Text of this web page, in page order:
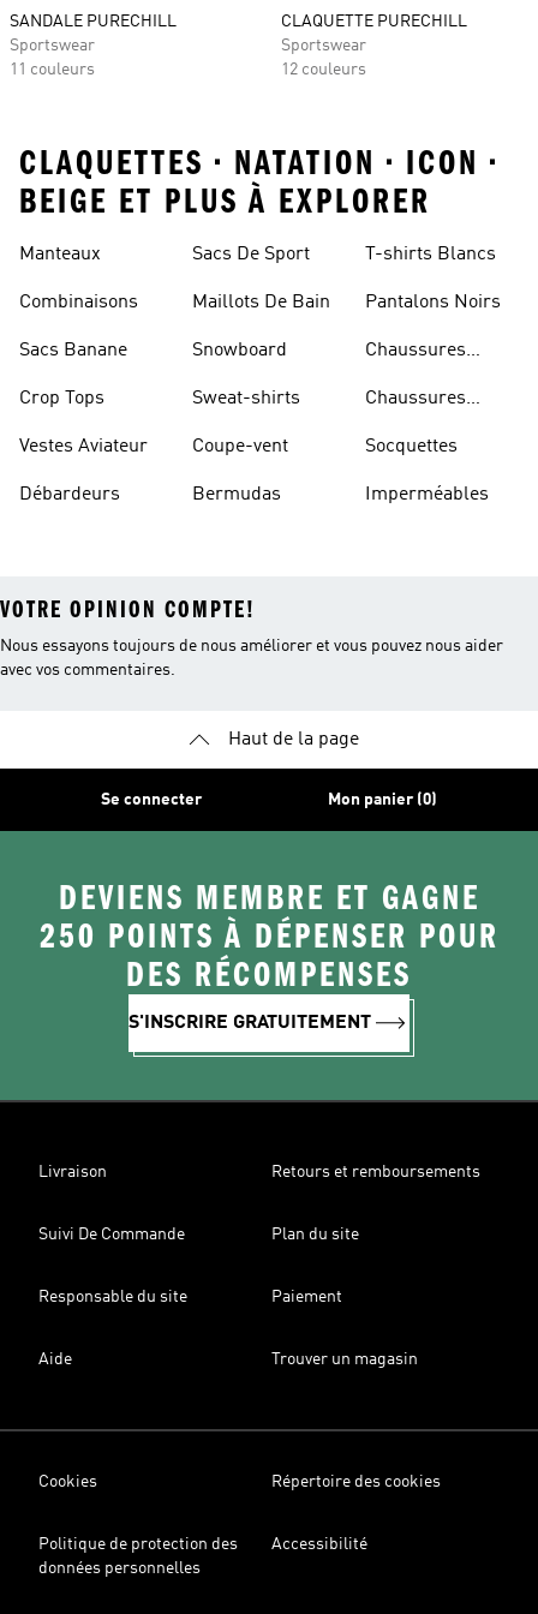
SANDALE PURECHILL
Sportswear
11 couleurs
CLAQUETTE PURECHILL
Sportswear
12 couleurs
CLAQUETTES • NATATION • ICON •
BEIGE ET PLUS À EXPLORER
Manteaux
Combinaisons
Sacs Banane
Crop Tops
Vestes Aviateur
Débardeurs
Sacs De Sport
Maillots De Bain
Snowboard
Sweat-shirts
Coupe-vent
Bermudas
T-shirts Blancs
Pantalons Noirs
Chaussures
Chaussures
Socquettes
Imperméables
VOTRE OPINION COMPTE!
Nous essayons toujours de nous améliorer et vous pouvez nous aider
avec vos commentaires.
Haut de la page
Se connecter Mon panier (0)
DEVIENS MEMBRE ET GAGNE
250 POINTS À DÉPENSER POUR
DES RÉCOMPENSES
S'INSCRIRE GRATUITEMENT
Livraison Retours et remboursements
Suivi De Commande Plan du site
Responsable du site Paiement
Aide Trouver un magasin
Cookies Répertoire des cookies
Politique de protection des
données personnelles
Accessibilité